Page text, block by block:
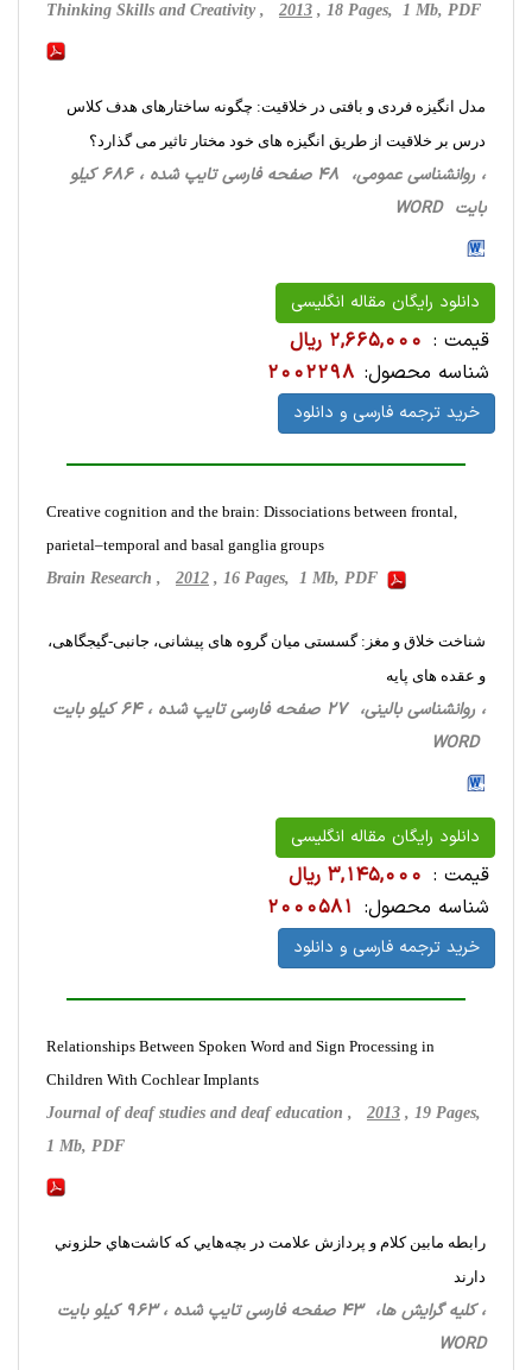
Thinking Skills and Creativity , 2013 , 18 Pages, 1 Mb, PDF
مدل انگیزه فردی و بافتی در خلاقیت: چگونه ساختارهای هدف کلاس
درس بر خلاقیت از طریق انگیزه های خود مختار تاثیر می گذارد؟
، روانشناسی‌ عمومی، 48 صفحه فارسی تایپ شده ، 686 کیلو
بایت WORD
دانلود رایگان مقاله انگلیسی
قیمت : 2,665,000 ریال
شناسه محصول: 2002298
خرید ترجمه فارسی و دانلود
Creative cognition and the brain: Dissociations between frontal,
parietal–temporal and basal ganglia groups
Brain Research , 2012 , 16 Pages, 1 Mb, PDF
شناخت خلاق و مغز: گسستی میان گروه های پیشانی، جانبی-گیجگاهی،
و عقده های پایه
، روانشناسی ‌بالینی، 27 صفحه فارسی تایپ شده ، 64 کیلو بایت
WORD
دانلود رایگان مقاله انگلیسی
قیمت : 3,145,000 ریال
شناسه محصول: 2000581
خرید ترجمه فارسی و دانلود
Relationships Between Spoken Word and Sign Processing in
Children With Cochlear Implants
Journal of deaf studies and deaf education , 2013 , 19 Pages,
1 Mb, PDF
رابطه مابين كلام و پردازش علامت در بچه‌هايي كه كاشت‌هاي حلزوني
دارند
، کلیه گرایش ها، 43 صفحه فارسی تایپ شده ، 963 کیلو بایت
WORD